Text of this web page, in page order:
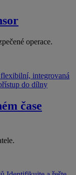
operace.
integrovaná
do dílny
čase